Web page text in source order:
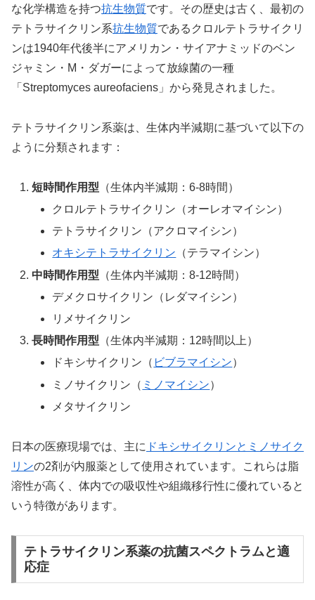
な化学構造を持つ抗生物質です。その歴史は古く、最初の
テトラサイクリン系抗生物質であるクロルテトラサイクリ
ンは1940年代後半にアメリカン・サイアナミッドのベン
ジャミン・M・ダガーによって放線菌の一種
「Streptomyces aureofaciens」から発見されました。
テトラサイクリン系薬は、生体内半減期に基づいて以下の
ように分類されます：
短時間作用型 （生体内半減期：6-8時間）
クロルテトラサイクリン（オーレオマイシン）
テトラサイクリン（アクロマイシン）
オキシテトラサイクリン （テラマイシン）
中時間作用型 （生体内半減期：8-12時間）
デメクロサイクリン（レダマイシン）
リメサイクリン
長時間作用型 （生体内半減期：12時間以上）
ドキシサイクリン（ ビブラマイシン）
ミノサイクリン（ ミノマイシン）
メタサイクリン
日本の医療現場では、主に ドキシサイクリンとミノサイク
リンの2剤が内服薬として使用されています。これらは脂
溶性が高く、体内での吸収性や組織移行性に優れていると
いう特徴があります。
テトラサイクリン系薬の抗菌スペクトラムと適
応症